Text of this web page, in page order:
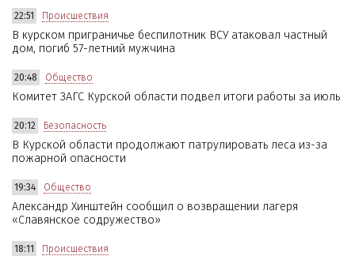
22:51 Происшествия
В курском приграничье беспилотник ВСУ атаковал частный
дом, погиб 57-летний мужчина
20:48 Общество
Комитет ЗАГС Курской области подвел итоги работы за июль
20:12 Безопасность
В Курской области продолжают патрулировать леса из-за
пожарной опасности
19:34 Общество
Александр Хинштейн сообщил о возвращении лагеря
«Славянское содружество»
18:11 Происшествия